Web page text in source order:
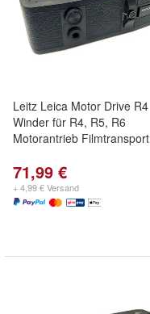
Leitz Leica Motor Drive R4
Winder für R4, R5, R6
Motorantrieb Filmtransport
71,99 €
+ 4,99 € Versand